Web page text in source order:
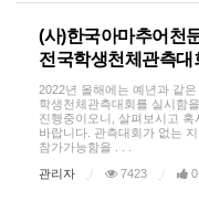
(사)한국아마추어천
전국학생천체관측대
2022년 올해에는 예년과 같
학생천체관측대회를 실시함
진행중이오니, 살펴보시고
바랍니다. 관측대회가 없는
참가가능함을 . . .
관리자
7423 0